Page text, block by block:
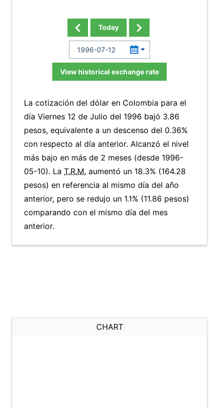
Today
View historical exchange rate
La cotización del dólar en Colombia para el
día Viernes 12 de Julio del 1996 bajó 3.86
pesos, equivalente a un descenso del 0.36%
con respecto al día anterior. Alcanzó el nivel
más bajo en más de 2 meses (desde 1996-
05-10). La T.R.M. aumentó un 18.3% (164.28
pesos) en referencia al mismo día del año
anterior, pero se redujo un 1.1% (11.86 pesos)
comparando con el mismo día del mes
anterior.
CHART